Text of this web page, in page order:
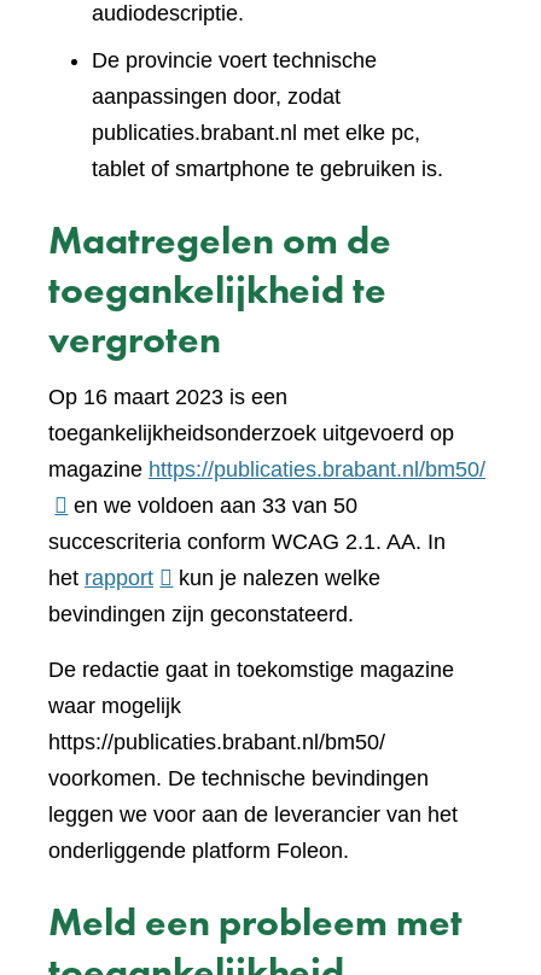
audiodescriptie.
De provincie voert technische
aanpassingen door, zodat
publicaties.brabant.nl met elke pc,
tablet of smartphone te gebruiken is.
Maatregelen om de
toegankelijkheid te
vergroten
Op 16 maart 2023 is een
toegankelijkheidsonderzoek uitgevoerd op
magazine https://publicaties.brabant.nl/bm50/
en we voldoen aan 33 van 50
succescriteria conform WCAG 2.1. AA. In
het rapport(verwijst
naar
andere
website)
kun je nalezen welke
bevindingen zijn geconstateerd.
De redactie gaat in toekomstige magazine
waar mogelijk
https://publicaties.brabant.nl/bm50/
voorkomen. De technische bevindingen
leggen we voor aan de leverancier van het
onderliggende platform Foleon.
Meld een probleem met